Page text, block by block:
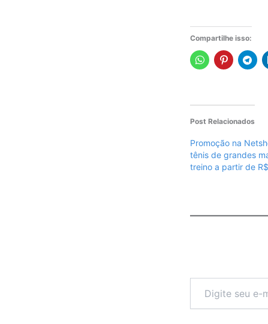
Compartilhe isso:
Post Relacionados
Promoção na
tênis de grandes
treino a partir de
e-